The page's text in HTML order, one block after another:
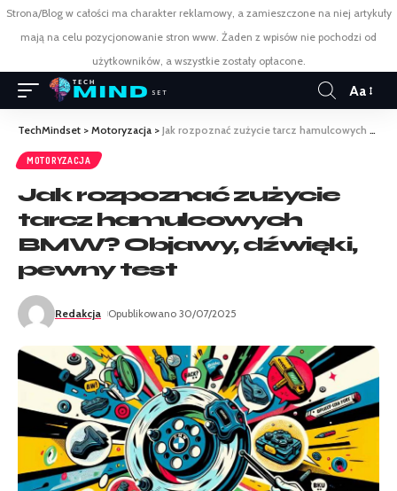
Strona/Blog w całości ma charakter reklamowy, a zamieszczone na niej artykuły
mają na celu pozycjonowanie stron www. Żaden z wpisów nie pochodzi od
użytkowników, a wszystkie zostały opłacone.
Aa
TechMindset > Motoryzacja > Jak rozpoznać zużycie tarcz hamulcowych BMW? Objawy, dźwięki, pewny test
MOTORYZACJA
Jak rozpoznać zużycie
tarcz hamulcowych
BMW? Objawy, dźwięki,
pewny test
Redakcja Opublikowano 30/07/2025